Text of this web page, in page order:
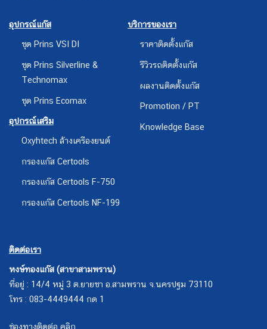
อุปกรณ์แก๊ส
ชุด Prins VSI DI
ชุด Prins Silverline &
Technomax
ชุด Prins Ecomax
อุปกรณ์เสริม
Oxyhtech ล้างเครืองยนต์
กรองแก๊ส Certools
กรองแก๊ส Certools F-750
กรองแก๊ส Certools NF-199
บริการของเรา
ราคาติดตั้งแก๊ส
รีวิวรถติดตั้งแก๊ส
ผลงานติดตั้งแก๊ส
Promotion / PT
Knowledge Base
ติดต่อเรา
หงษ์ทองแก๊ส (สาขาสามพราน)
ที่อยู่ : 14/4 หมู่ 3 ต.ยายชา อ.สามพราน จ.นครปฐม 73110
โทร : 083-4449444 กด 1
ช่องทางติดต่อ คลิก